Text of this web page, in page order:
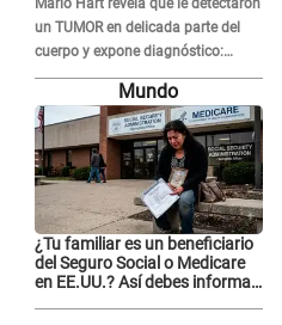
Mario Hart revela que le detectaron
un TUMOR en delicada parte del
cuerpo y expone diagnóstico:
"Dolores muy fuertes..."
Mundo
¿Tu familiar es un beneficiario
del Seguro Social o Medicare
en EE.UU.? Así debes informar